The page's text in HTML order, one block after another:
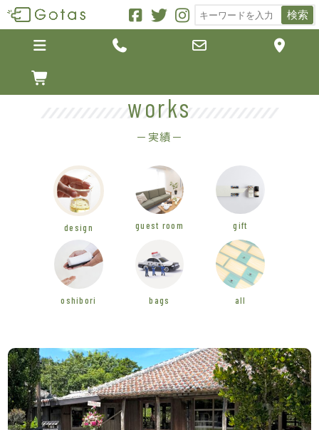
検索
   

works
－実績－
design guest room gift
oshibori bags all